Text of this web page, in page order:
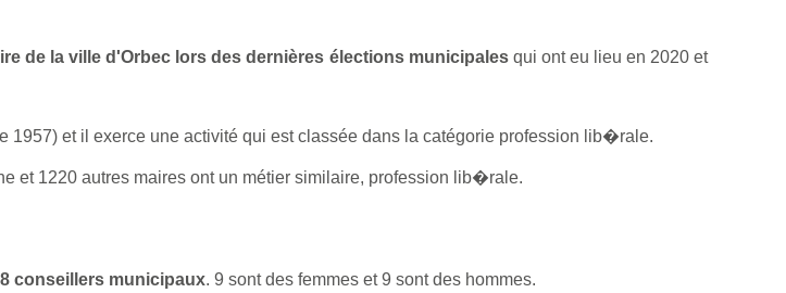
de la ville d'Orbec lors des dernières élections municipalesqui ont eu lieu en 2020 et
1957) et il exerce une activité qui est classée dans la catégorie profession lib�rale.
et 1220 autres maires ont un métier similaire, profession lib�rale.
conseillers municipaux. 9 sont des femmes et 9 sont des hommes.